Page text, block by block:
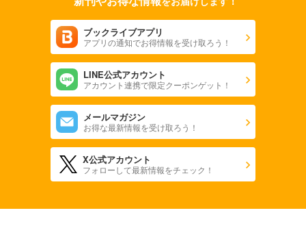
ブックライブアプリ
アプリの通知でお得情報を受け取ろう！
LINE公式アカウント
アカウント連携で限定クーポンゲット！
メールマガジン
お得な最新情報を受け取ろう！
X公式アカウント
フォローして最新情報をチェック！